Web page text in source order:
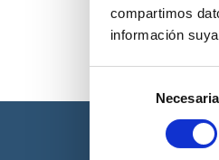
compartimos
información
de
consentimiento